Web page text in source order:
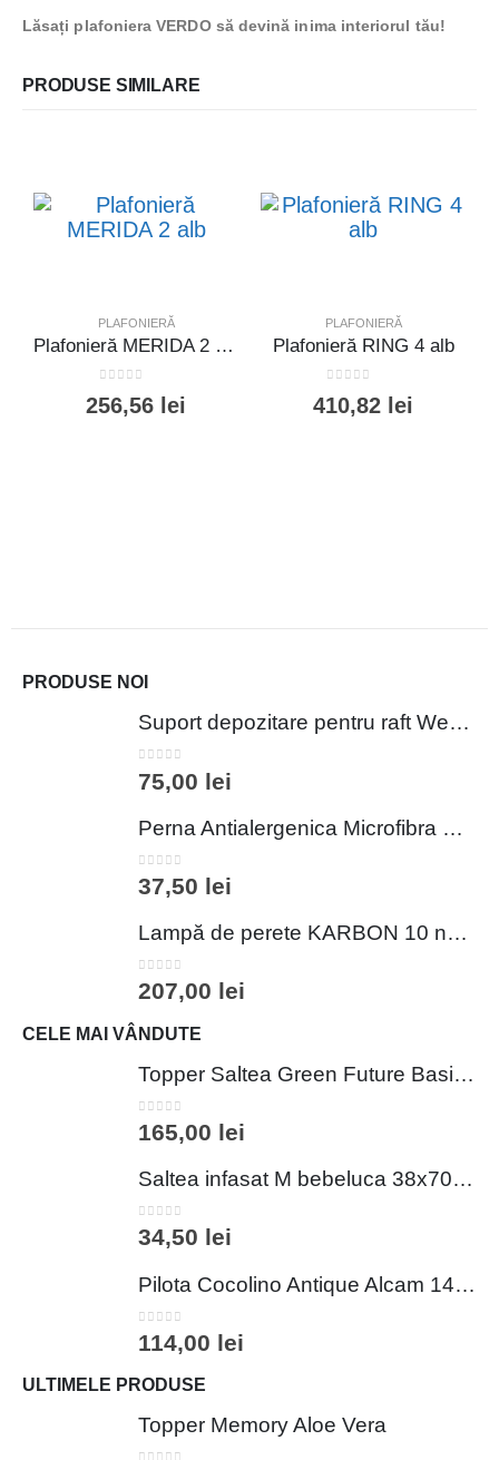
Lăsați plafoniera VERDO să devină inima interiorul tău!
PRODUSE SIMILARE
PLAFONIERĂ
Plafonieră MERIDA 2 alb
256,56 lei
PLAFONIERĂ
Plafonieră RING 4 alb
410,82 lei
PRODUSE NOI
Suport depozitare pentru raft Wenko 44x15x27 cm metal cromat argintiu pentru baie si bucatarie
0out of 5
75,00 lei
Perna Antialergenica Microfibra Matlasata Alcam 50x70 cm cu Umplutura din Puf Siliconic pentru Somn Confortabil
0out of 5
37,50 lei
Lampă de perete KARBON 10 negru
0out of 5
207,00 lei
CELE MAI VÂNDUTE
Topper Saltea Green Future Basic Confort 80x190 cm Spuma Poliuretanica Elastica Husa PES 100%
0out of 5
165,00 lei
Saltea infasat M bebeluca 38x70 cm spuma PVC lavabila pentru confort si siguranta bebelusului
0out of 5
34,50 lei
Pilota Cocolino Antique Alcam 140x200 cm din Microfibra si Fleece pentru Confort Premium
0out of 5
114,00 lei
ULTIMELE PRODUSE
Topper Memory Aloe Vera